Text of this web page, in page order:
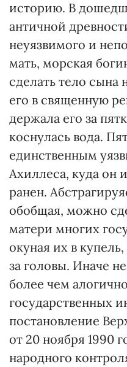
историю. В
античной
неуязвимого и
мать, морская
сделать тело сына
его в священную
держала его за
коснулась вода.
единственным
Ахиллеса, куда он
ранен.
обобщая, можно
матери многих
окуная их в
за головы. Иначе
более чем
государственных
постановление
от 20 ноября 1990
народного